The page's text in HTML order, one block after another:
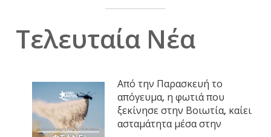
Τελευταία Νέα
Από την Παρασκευή το
απόγευμα, η φωτιά που
ξεκίνησε στην Βοιωτία, καίει
ασταμάτητα μέσα στην